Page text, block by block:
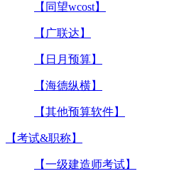
【同望wcost】
【广联达】
【日月预算】
【海德纵横】
【其他预算软件】
【考试&职称】
【一级建造师考试】